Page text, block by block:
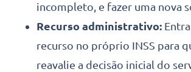
incompleto, e fazer uma nova
Recurso administrativo:
recurso no próprio INSS para
reavalie a decisão inicial do